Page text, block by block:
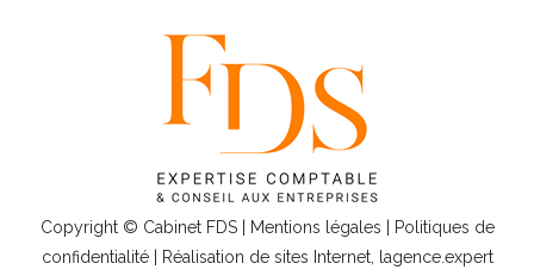
Copyright © Cabinet FDS | Mentions légales
Politiques de
confidentialité| Réalisation de sites Internet, lagence.expert